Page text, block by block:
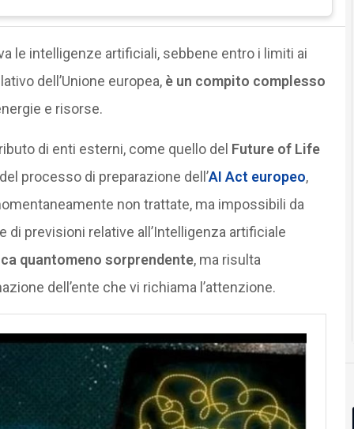
le intelligenze artificiali, sebbene entro i limiti ai
dell’Unione europea, è un compito complesso
e risorse.
di enti esterni, come quello del Future of Life
processo di preparazione dell’AI Act europeo,
non trattate, ma impossibili da
previsioni relative all’Intelligenza artificiale
quantomeno sorprendente, ma risulta
dell’ente che vi richiama l’attenzione.